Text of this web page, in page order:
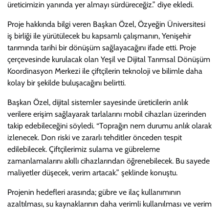
üreticimizin yanında yer almayı sürdüreceğiz.” diye ekledi.
Proje hakkında bilgi veren Başkan Özel, Özyeğin Üniversitesi
iş birliği ile yürütülecek bu kapsamlı çalışmanın, Yenişehir
tarımında tarihi bir dönüşüm sağlayacağını ifade etti. Proje
çerçevesinde kurulacak olan Yeşil ve Dijital Tarımsal Dönüşüm
Koordinasyon Merkezi ile çiftçilerin teknoloji ve bilimle daha
kolay bir şekilde buluşacağını belirtti.
Başkan Özel, dijital sistemler sayesinde üreticilerin anlık
verilere erişim sağlayarak tarlalarını mobil cihazları üzerinden
takip edebileceğini söyledi. “Toprağın nem durumu anlık olarak
izlenecek. Don riski ve zararlı tehditler önceden tespit
edilebilecek. Çiftçilerimiz sulama ve gübreleme
zamanlamalarını akıllı cihazlarından öğrenebilecek. Bu sayede
maliyetler düşecek, verim artacak.” şeklinde konuştu.
Projenin hedefleri arasında; gübre ve ilaç kullanımının
azaltılması, su kaynaklarının daha verimli kullanılması ve verim